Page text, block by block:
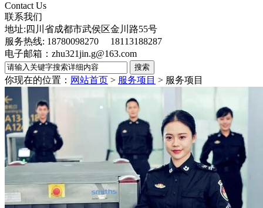
Contact Us
联系我们
地址:四川省成都市武侯区金川路55号
服务热线: 18780098270 18113188287
电子邮箱：zhu321jin.g@163.com
你现在的位置： 网站首页 > 服务项目 > 服务项目